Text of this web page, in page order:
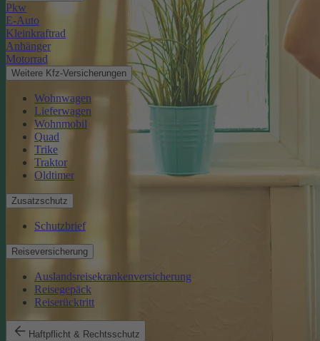
Pkw
E-Auto
Kleinkraftrad
Anhänger
Motorrad
Weitere Kfz-Versicherungen
Wohnwagen
Lieferwagen
Wohnmobil
Quad
Trike
Traktor
Oldtimer
Zusatzschutz
Schutzbrief
Reiseversicherung
Auslandsreisekrankenversicherung
Reisegepäck
Reiserücktritt
Haftpflicht & Rechtsschutz